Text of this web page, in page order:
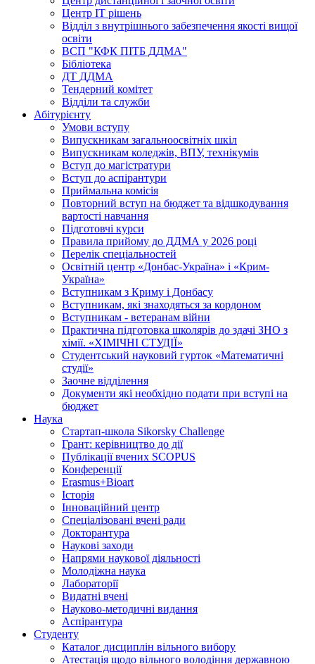
Центр ІТ рішень
Відділ з внутрішнього забезпечення якості вищої
освіти
ВСП "КФК ПІТБ ДДМА"
Бібліотека
ДТ ДДМА
Тендерний комітет
Відділи та служби
Абітурієнту
Умови вступу
Випускникам загальноосвітніх шкіл
Випускникам коледжів, ВПУ, технікумів
Вступ до магістратури
Вступ до аспірантури
Приймальна комісія
Повторний вступ на бюджет та відшкодування
вартості навчання
Підготовчі курси
Правила прийому до ДДМА у 2026 році
Перелік спеціальностей
Освітній центр «Донбас-Україна» і «Крим-
Україна»
Вступникам з Криму і Донбасу
Вступникам, які знаходяться за кордоном
Вступникам - ветеранам війни
Практична підготовка школярів до здачі ЗНО з
хімії. «ХІМІЧНІ СТУДІЇ»
Студентський науковий гурток «Математичні
студії»
Заочне відділення
Документи які необхідно подати при вступі на
бюджет
Наука
Стартап-школа Sikorsky Challenge
Грант: керівництво до дії
Публікації вчених SCOPUS
Конференції
Erasmus+Bioart
Історія
Інноваційний центр
Спеціалізовані вчені ради
Докторантура
Наукові заходи
Напрями наукової діяльності
Молодіжна наука
Лабораторії
Видатні вчені
Науково-методичні видання
Аспірантура
Студенту
Каталог дисциплін вільного вибору
Атестація щодо вільного володіння державною